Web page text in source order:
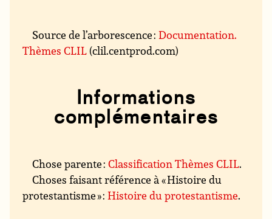
Source de l’arborescence :Documentation.
Thèmes CLIL (clil.centprod.com)
Informations
complémentaires
Chose parente :Classification Thèmes CLIL.
Choses faisant référence à « Histoire du
protestantisme » :Histoire du protestantisme.